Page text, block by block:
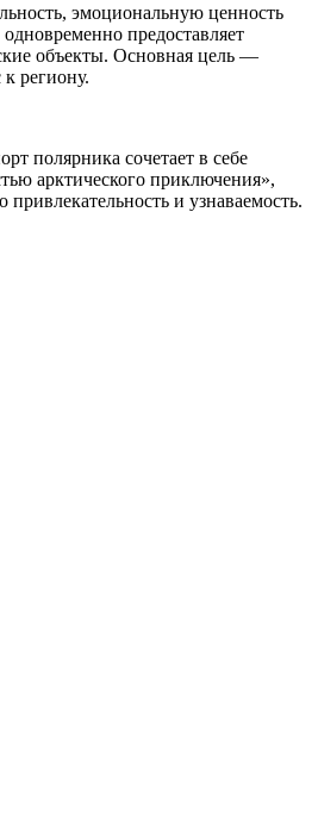
эмоциональную ценность
предоставляет
объекты. Основная цель —
региону.
полярника сочетает в себе
арктического приключения»,
и узнаваемость.